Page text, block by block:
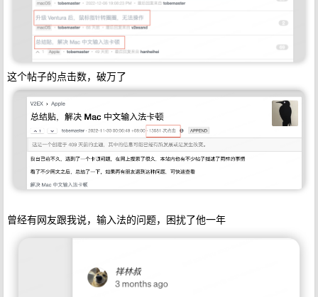
这个帖子的点击数，破万了
曾经有网友跟我说，输入法的问题，困扰了他一年